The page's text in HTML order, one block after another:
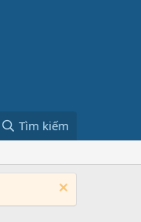
Tìm kiếm